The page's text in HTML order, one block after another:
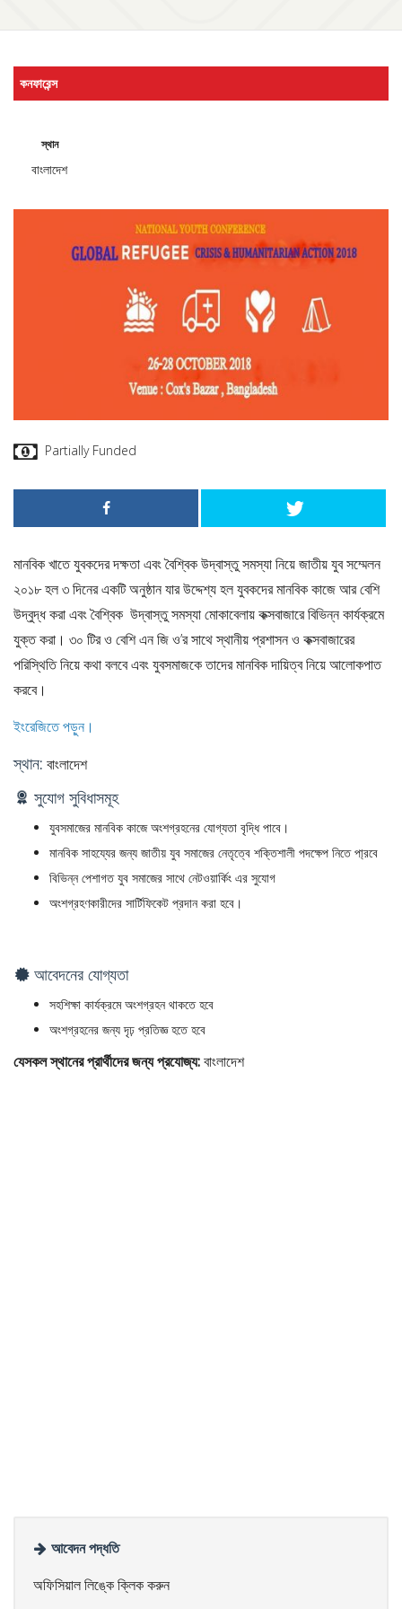
কনফারেন্স
স্থান
বাংলাদেশ
Partially Funded
মানবিক খাতে যুবকদের দক্ষতা এবং বৈশ্বিক উদ্বাস্তু সমস্যা নিয়ে জাতীয় যুব সম্মেলন
২০১৮ হল ৩ দিনের একটি অনুষ্ঠান যার উদ্দেশ্য হল যুবকদের মানবিক কাজে আর বেশি
উদ্বুদ্ধ করা এবং বৈশ্বিক উদ্বাস্তু সমস্যা মোকাবেলায় কক্সবাজারে বিভিন্ন কার্যক্রমে
যুক্ত করা। ৩০ টির ও বেশি এন জি ও’র সাথে স্থানীয় প্রশাসন ও কক্সবাজারের
পরিস্থিতি নিয়ে কথা বলবে এবং যুবসমাজকে তাদের মানবিক দায়িত্ব নিয়ে আলোকপাত
করবে।
ইংরেজিতে পড়ুন।
স্থান: বাংলাদেশ
সুযোগ সুবিধাসমূহ
যুবসমাজের মানবিক কাজে অংশগ্রহনের যোগ্যতা বৃদ্ধি পাবে।
মানবিক সাহয্যের জন্য জাতীয় যুব সমাজের নেতৃত্বে শক্তিশালী পদক্ষেপ নিতে পা্রবে
বিভিন্ন পেশাগত যুব সমাজের সাথে নেটওয়ার্কিং এর সুযোগ
অংশগ্রহণকারীদের সার্টিফিকেট প্রদান করা হবে।
আবেদনের যোগ্যতা
সহশিক্ষা কার্যক্রমে অংশগ্রহন থাকতে হবে
অংশগ্রহনের জন্য দৃঢ় প্রতিজ্ঞ হতে হবে
যেসকল স্থানের প্রার্থীদের জন্য প্রযোজ্য:বাংলাদেশ
আবেদন পদ্ধতি
অফিসিয়াল লিঙ্কে ক্লিক করুন